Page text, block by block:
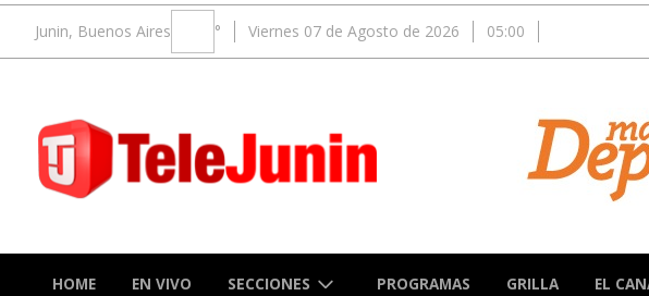
Junin, Buenos Aires ° Viernes 07 de Agosto de 2026 05:00
HOME EN VIVO SECCIONES PROGRAMAS GRILLA EL